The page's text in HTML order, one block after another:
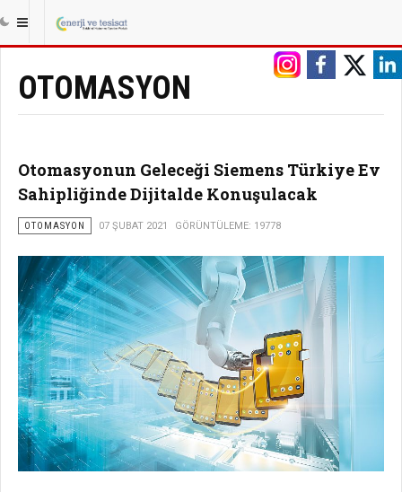
||| ANASAYFA TESISAT
OTOMASYON
Otomasyonun Geleceği Siemens Türkiye Ev
Sahipliğinde Dijitalde Konuşulacak
OTOMASYON 07 ŞUBAT 2021 GÖRÜNTÜLEME: 19778